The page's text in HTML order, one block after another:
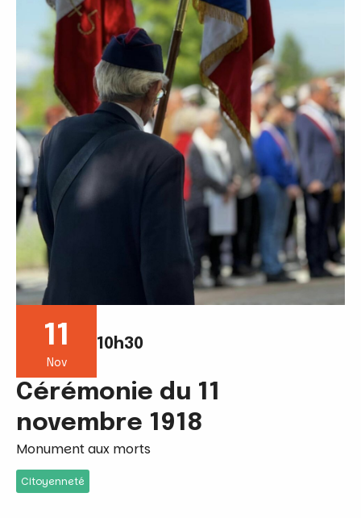
11
Nov
10h30
Cérémonie du 11
novembre 1918
Monument aux morts
Citoyenneté